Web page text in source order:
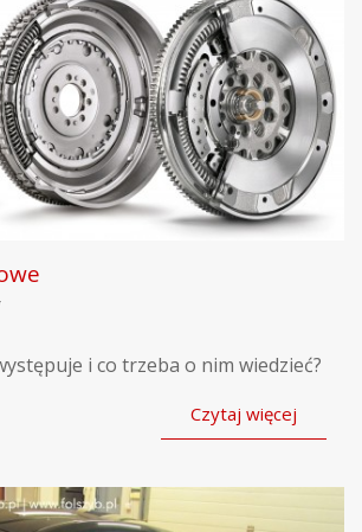
i co trzeba o nim wiedzieć?
Czytaj więcej